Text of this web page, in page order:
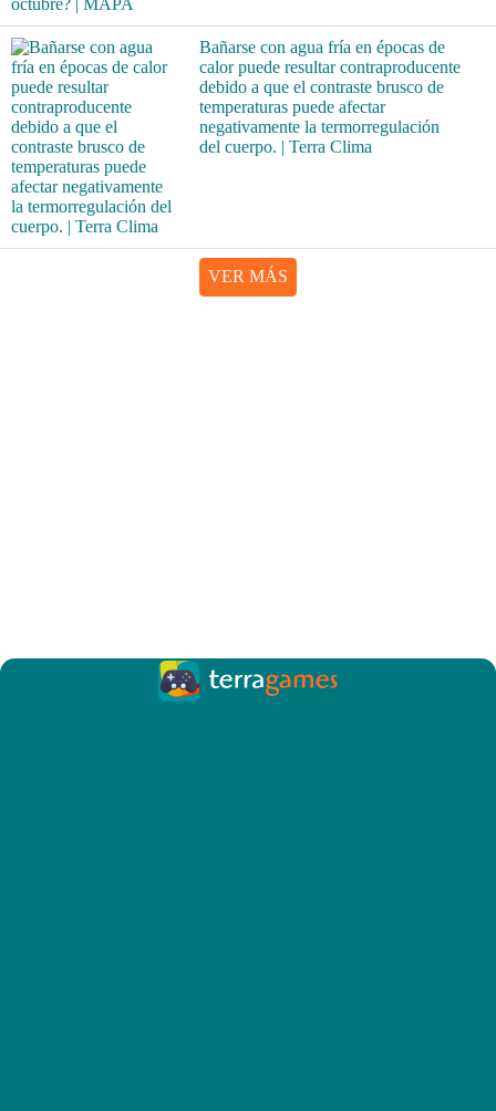
Bañarse con agua fría en épocas de
calor puede resultar contraproducente
debido a que el contraste brusco de
temperaturas puede afectar
negativamente la termorregulación
del cuerpo. | Terra Clima
VER MÁS